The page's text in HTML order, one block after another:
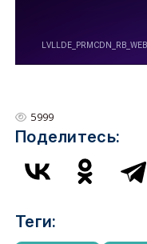
5999
Поделитесь:
Теги: